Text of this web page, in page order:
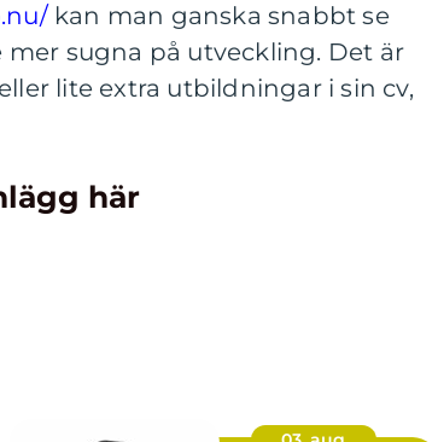
kan man ganska snabbt se
sugna på utveckling. Det är
lite extra utbildningar i sin cv,
här